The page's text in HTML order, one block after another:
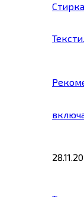
Стирка